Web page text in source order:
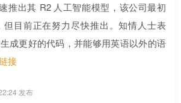
推出其 R2 人工智能模型，该公司最初
目前正在努力尽快推出。知情人士表
成更好的代码，并能够用英语以外的语
接
发布